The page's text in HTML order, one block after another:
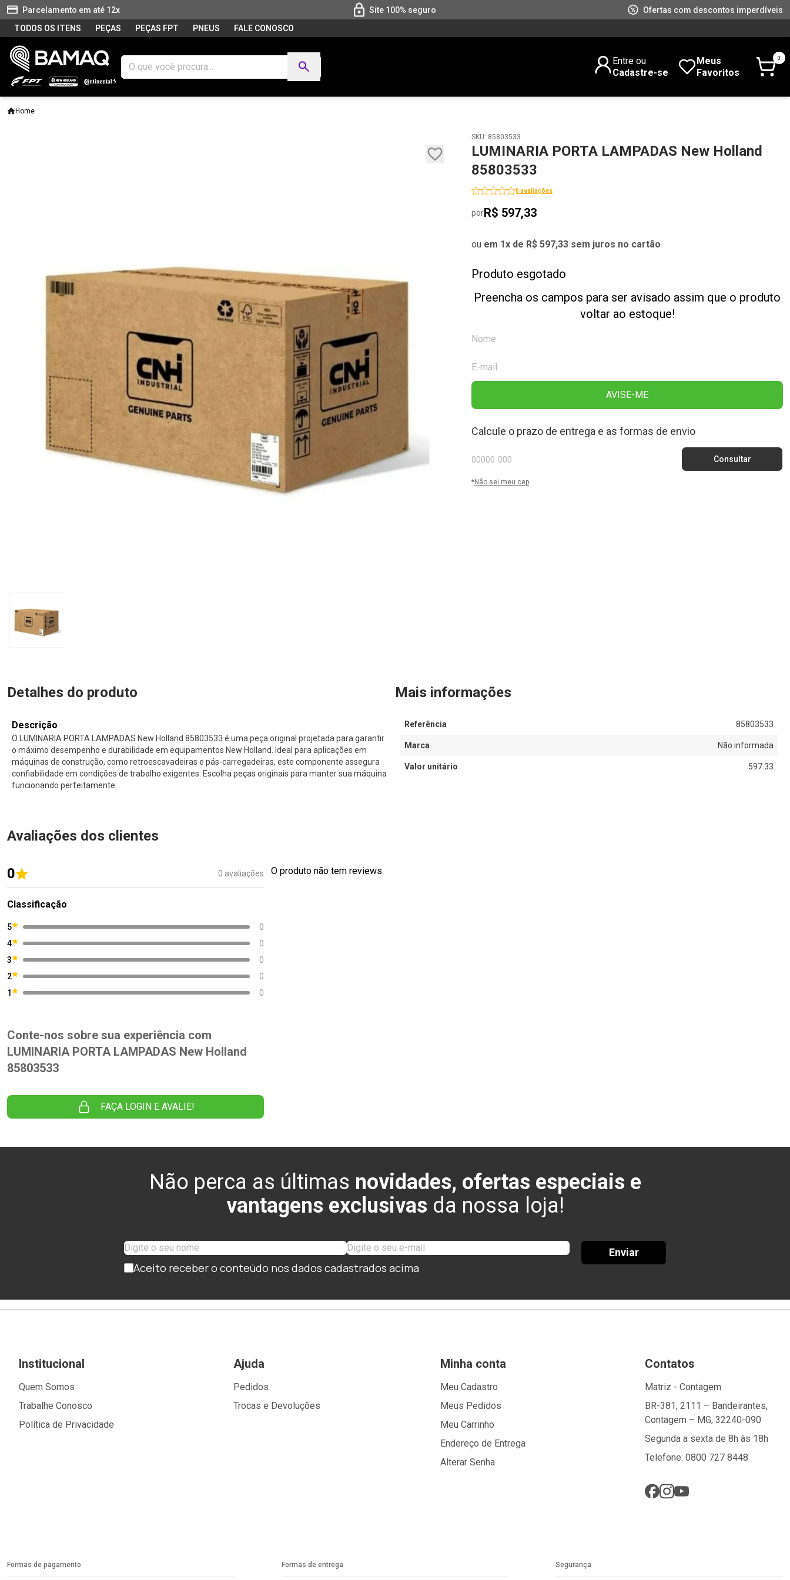
Parcelamento em até 12x Site 100% seguro
Ofertas com descontos imperdíveis
TODOS OS ITENS
PEÇAS PEÇAS FPT PNEUS FALE CONOSCO
Entre ou
Cadastre-se
Meus
Favoritos
0
Home
SKU: 85803533
LUMINARIA PORTA LAMPADAS New Holland
85803533
0 avaliações
porR$ 597,33
ou em 1x de R$ 597,33 sem juros no cartão
Produto esgotado
Preencha os campos para ser avisado assim que o produto
voltar ao estoque!
AVISE-ME
Calcule o prazo de entrega e as formas de envio
*Não sei meu cep
Detalhes do produto
Descrição
O LUMINARIA PORTA LAMPADAS New Holland 85803533 é uma peça original projetada para garantir
o máximo desempenho e durabilidade em equipamentos New Holland. Ideal para aplicações em
máquinas de construção, como retroescavadeiras e pás-carregadeiras, este componente assegura
confiabilidade em condições de trabalho exigentes. Escolha peças originais para manter sua máquina
funcionando perfeitamente.
Mais informações
Referência 85803533
Marca Não informada
Valor unitário 597.33
Avaliações dos clientes
0 0 avaliações
Classificação
5
0
4
0
3
0
2
0
1
0
Conte-nos sobre sua experiência com
LUMINARIA PORTA LAMPADAS New Holland
85803533
FAÇA LOGIN E AVALIE!
O produto não tem reviews.
Não perca as últimas novidades, ofertas especiais e
vantagens exclusivas da nossa loja!
Aceito receber o conteúdo nos dados cadastrados acima
Enviar
Institucional
Quem Somos
Trabalhe Conosco
Política de Privacidade
Ajuda
Pedidos
Trocas e Devoluções
Minha conta
Meu Cadastro
Meus Pedidos
Meu Carrinho
Endereço de Entrega
Alterar Senha
Contatos
Matriz - Contagem
BR-381, 2111 – Bandeirantes,
Contagem – MG, 32240-090
Segunda a sexta de 8h às 18h
Telefone: 0800 727 8448
Formas de pagamento Formas de entrega Segurança